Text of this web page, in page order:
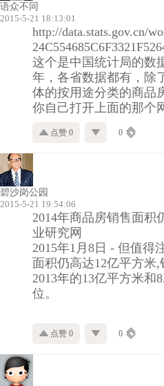
语众不同
2015-5-21 18:13:01
http://data.stats.gov.cn/
这个是中国统计局的数
年，各省数据都有，除
体的按用途分类的商品
你自己打开上面的那个
点赞 0 0
碧沙岗公园
2015-5-21 19:54:06
2014年商品房销售面积
业研究网
2015年1月8日 - 但值得
面积仍高达12亿平方米
2013年的13亿平方米和
位。
点赞 0 0